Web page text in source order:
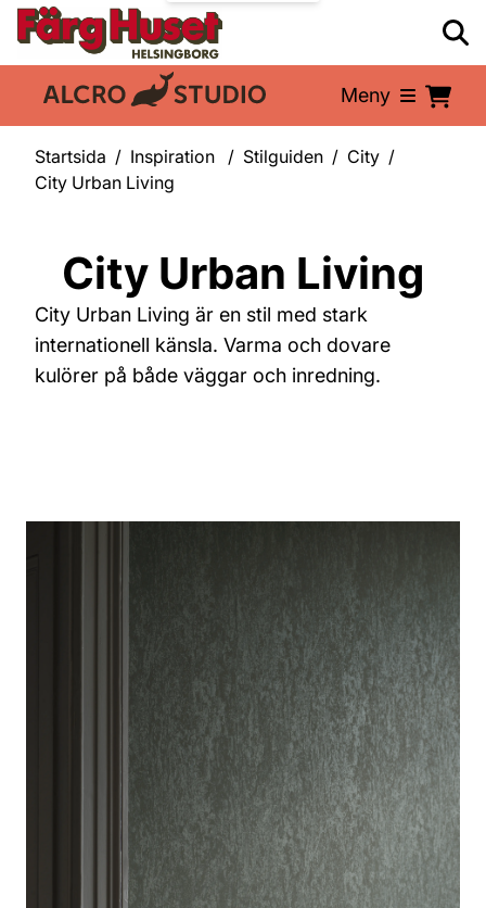
En del av: Meny
Startsida Inspiration Stilguiden
City
City Urban Living
City Urban Living
City Urban Living är en stil med stark
internationell känsla. Varma och dovare
kulörer på både väggar och inredning.